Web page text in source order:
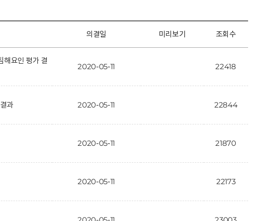
의결일 미리보기 조회수
해요인 평가 결
2020-05-11 22418
과 2020-05-11 22844
2020-05-11 21870
2020-05-11 22173